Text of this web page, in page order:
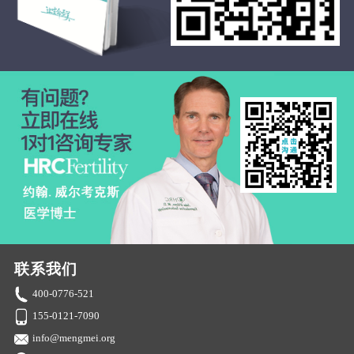
联系我们
400-0776-521
155-0121-7090
info@mengmei.org